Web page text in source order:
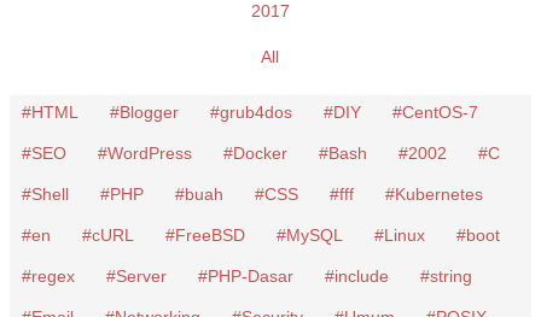
2017
All
HTML Blogger grub4dos DIY CentOS-7
SEO WordPress Docker Bash 2002 C
Shell PHP buah CSS fff Kubernetes
en cURL FreeBSD MySQL Linux boot
regex Server PHP-Dasar include string